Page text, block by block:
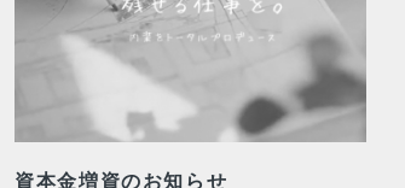
資本金増資のお知らせ